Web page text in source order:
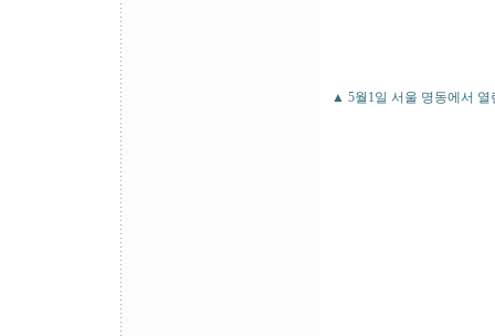
▲ 5월1일 서울 명동에서